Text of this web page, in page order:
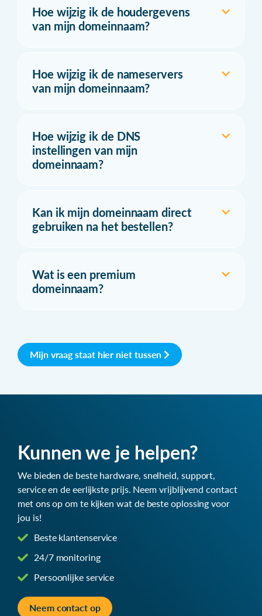
Hoe wijzig ik de houdergevens
van mijn domeinnaam?
Hoe wijzig ik de nameservers
van mijn domeinnaam?
Hoe wijzig ik de DNS
instellingen van mijn
domeinnaam?
Kan ik mijn domeinnaam direct
gebruiken na het bestellen?
Wat is een premium
domeinnaam?
Mijn vraag staat hier niet tussen
Kunnen we je helpen?
We bieden de beste hardware, snelheid, support,
service en de eerlijkste prijs. Neem vrijblijvend contact
met ons op om te kijken wat de beste oplossing voor
jou is!
Beste klantenservice
24/7 monitoring
Persoonlijke service
Neem contact op